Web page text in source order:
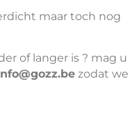
maar toch nog
of langer is ? mag u
zodat we